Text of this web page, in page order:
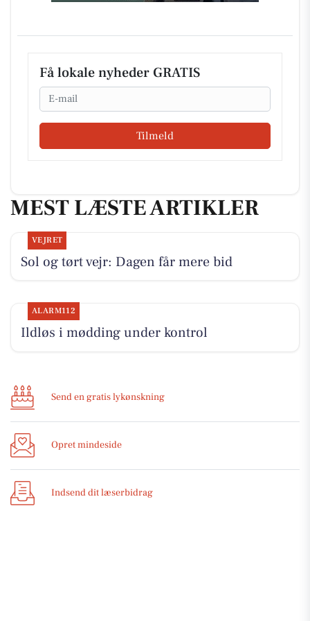
Få lokale nyheder GRATIS
Email
Tilmeld
MEST LÆSTE ARTIKLER
VEJRET
Sol og tørt vejr: Dagen får mere bid
ALARM112
Ildløs i mødding under kontrol
Send en gratis lykønskning
Opret mindeside
Indsend dit læserbidrag